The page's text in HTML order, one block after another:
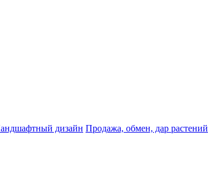
дизайн Продажа, обмен, дар растений